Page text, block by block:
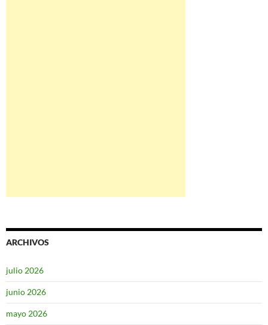
ARCHIVOS
julio 2026
junio 2026
mayo 2026